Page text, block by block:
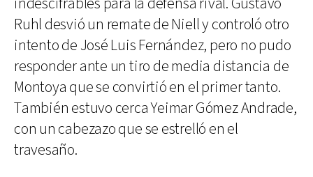
Ruhl desvió un remate de Niell y controló otro
intento de José Luis Fernández, pero no pudo
responder ante un tiro de media distancia de
Montoya que se convirtió en el primer tanto.
También estuvo cerca Yeimar Gómez Andrade,
con un cabezazo que se estrelló en el
travesaño.